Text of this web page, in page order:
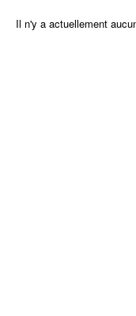
Il n'y a actuellement